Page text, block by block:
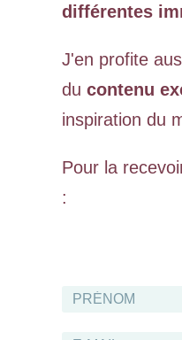
différentes
J'en profite
du contenu
inspiration du
Pour la
: